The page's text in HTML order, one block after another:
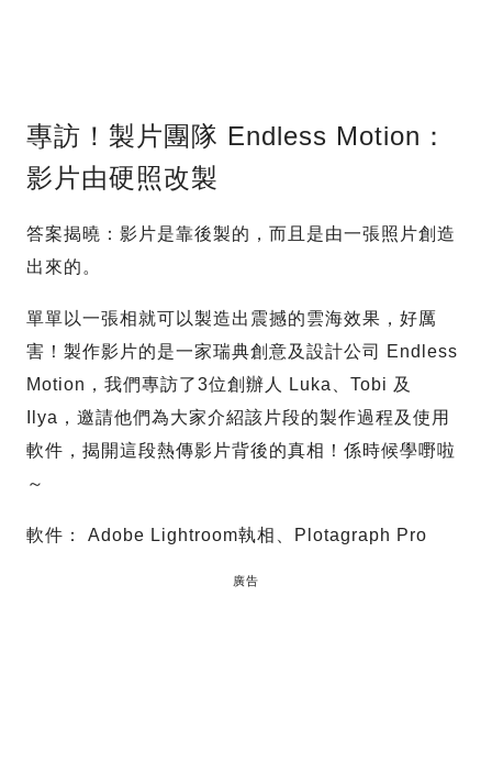
專訪！製片團隊 Endless Motion：
影片由硬照改製
答案揭曉：影片是靠後製的，而且是由一張照片創造
出來的。
單單以一張相就可以製造出震撼的雲海效果，好厲
害！製作影片的是一家瑞典創意及設計公司 Endless
Motion，我們專訪了3位創辦人 Luka、Tobi 及
Ilya，邀請他們為大家介紹該片段的製作過程及使用
軟件，揭開這段熱傳影片背後的真相！係時候學嘢啦
～
軟件： Adobe Lightroom執相、Plotagraph Pro
廣告